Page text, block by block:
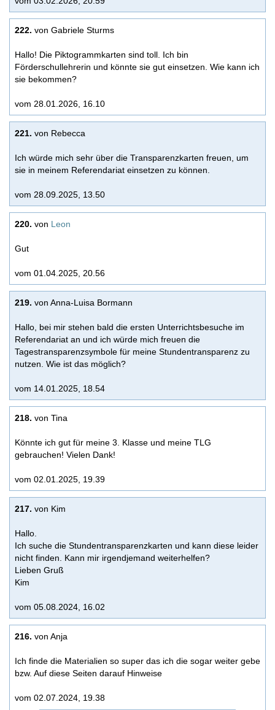
222. von Gabriele Sturms
Hallo! Die Piktogrammkarten sind toll. Ich bin
Förderschullehrerin und könnte sie gut einsetzen. Wie kann ich
sie bekommen?
vom 28.01.2026, 16.10
221. von Rebecca
Ich würde mich sehr über die Transparenzkarten freuen, um
sie in meinem Referendariat einsetzen zu können.
vom 28.09.2025, 13.50
220. von Leon
Gut
vom 01.04.2025, 20.56
219. von Anna-Luisa Bormann
Hallo, bei mir stehen bald die ersten Unterrichtsbesuche im
Referendariat an und ich würde mich freuen die
Tagestransparenzsymbole für meine Stundentransparenz zu
nutzen. Wie ist das möglich?
vom 14.01.2025, 18.54
218. von Tina
Könnte ich gut für meine 3. Klasse und meine TLG
gebrauchen! Vielen Dank!
vom 02.01.2025, 19.39
217. von Kim
Hallo.
Ich suche die Stundentransparenzkarten und kann diese leider
nicht finden. Kann mir irgendjemand weiterhelfen?
Lieben Gruß
Kim
vom 05.08.2024, 16.02
216. von Anja
Ich finde die Materialien so super das ich die sogar weiter gebe
bzw. Auf diese Seiten darauf Hinweise
vom 02.07.2024, 19.38